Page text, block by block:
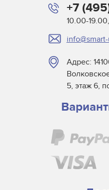
+7
10.00-
Адрес:
5, этаж 6,